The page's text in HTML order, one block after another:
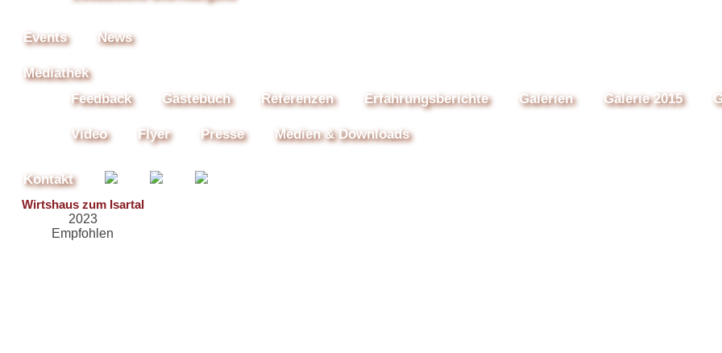
Events News
Mediathek
Feedback
Gästebuch Referenzen Erfahrungsberichte Galerien Galerie 2015
Video Flyer Presse Medien & Downloads
Kontakt
Wirtshaus zum Isartal
2023
Empfohlen